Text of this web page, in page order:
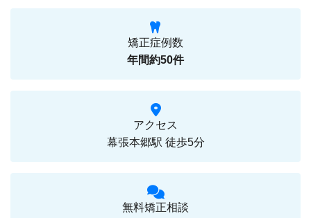
矯正症例数
年間約50件
アクセス
幕張本郷駅 徒歩5分
無料矯正相談